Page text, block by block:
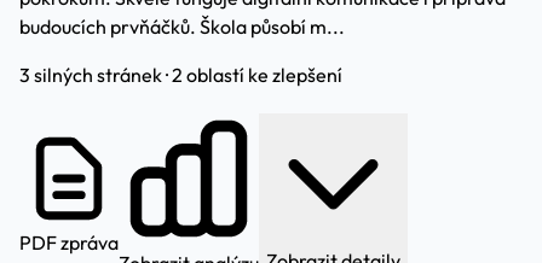
budoucích prvňáčků. Škola působí m...
3 silných stránek · 2 oblastí ke zlepšení
PDF zpráva